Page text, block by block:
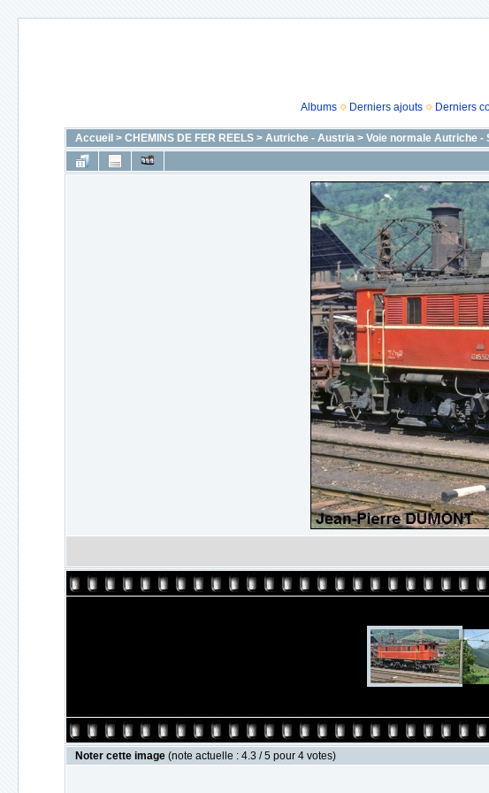
Albums
Derniers ajouts Derniers
Accueil > CHEMINS DE FER REELS > Autriche - Austria > Voie normale Autriche -
Noter cette image (note actuelle : 4.3 / 5 pour 4 votes)